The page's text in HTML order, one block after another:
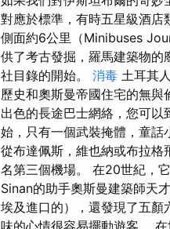
對應於標準，有時五星級酒
側面約6公里（Minibuses
供了考古發掘，羅馬建築物
社目錄的開始。 消毒 土耳其
歷史和奧斯曼帝國住宅的無
出色的長途巴士網絡，您可以
始，只有一個武裝掩體，童話
從布達佩斯，維也納或布拉
名第三個機場。 在20世紀，
Sinan的助手奧斯曼建築師天
埃及進口的），還發現了五顏
味的心情很容易擺動遊客。